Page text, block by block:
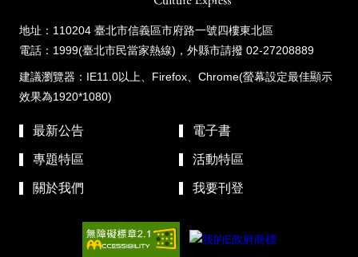
地址：110204 臺北市信義區市府路一號四樓東北區
電話：1999(臺北市民當家熱線)，外縣市請撥 02-27208889
建議瀏覽器：IE11.0以上、Firefox、Chrome(螢幕設定最佳顯示
效果為1920*1080)
最新公告 電子書
專題特區 活動特區
關於我們 我要刊登